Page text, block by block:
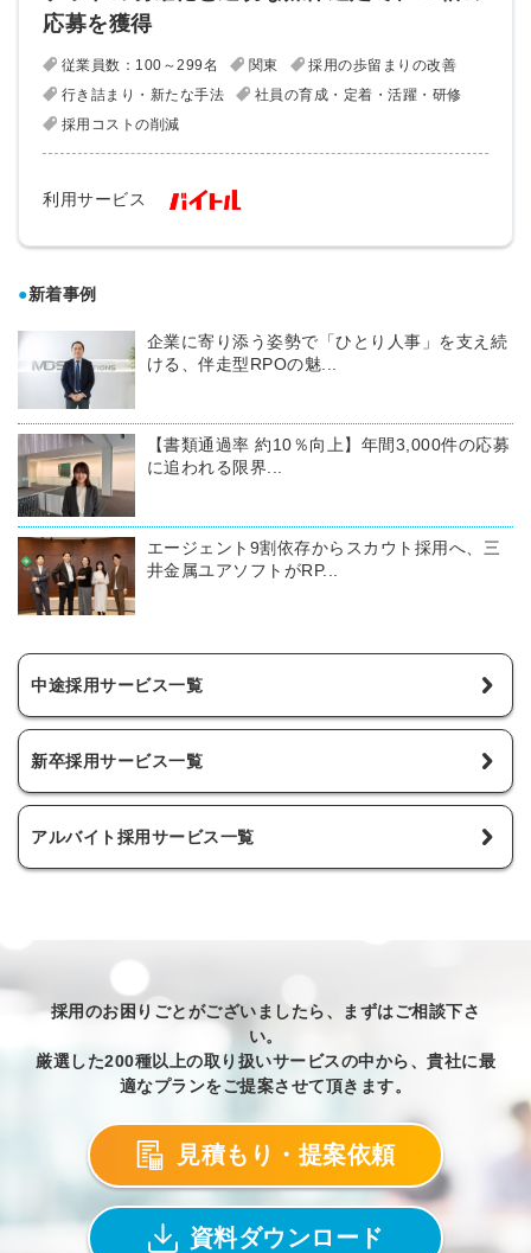
応募を獲得
従業員数：100～299名 関東
採用の歩留まりの改善
行き詰まり・新たな手法
社員の育成・定着・活躍・研修
採用コストの削減
利用サービス
●新着事例
企業に寄り添う姿勢で「ひとり人事」を支え続
ける、伴走型RPOの魅...
【書類通過率 約10％向上】年間3,000件の応募
に追われる限界...
エージェント9割依存からスカウト採用へ、三
井金属ユアソフトがRP...
中途採用サービス一覧
新卒採用サービス一覧
アルバイト採用サービス一覧
採用のお困りごとがございましたら、まずはご相談下さ
い。
厳選した200種以上の取り扱いサービスの中から、貴社に最
適なプランをご提案させて頂きます。
見積もり・提案依頼
資料ダウンロード